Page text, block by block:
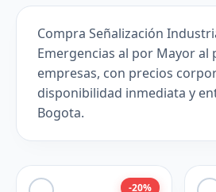
Compra Señalización
Emergencias al por Mayor al
empresas, con precios
disponibilidad inmediata y
Bogota.
-20%